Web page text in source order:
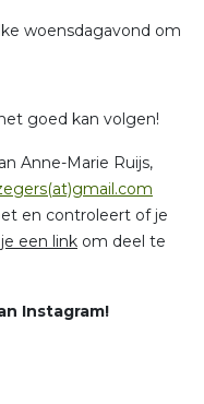
woensdagavond om
goed kan volgen!
Anne-Marie Ruijs,
en controleert of je
een link om deel te
Instagram!